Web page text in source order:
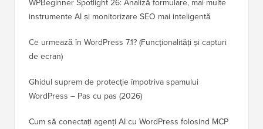
WPBeginner Spotlight 26: Analiză formulare, mai multe
instrumente AI și monitorizare SEO mai inteligentă
Ce urmează în WordPress 7.1? (Funcționalități și capturi
de ecran)
Ghidul suprem de protecție împotriva spamului
WordPress – Pas cu pas (2026)
Cum să conectați agenți AI cu WordPress folosind MCP